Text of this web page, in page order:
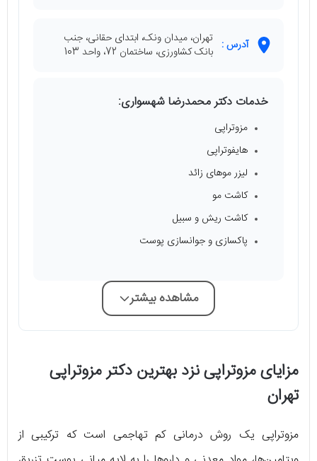
آدرس : تهران، میدان ونک، ابتدای حقانی، جنب
بانک کشاورزی، ساختمان 72، واحد 103
خدمات دکتر محمدرضا شهسواری:
مزوتراپی
هایفوتراپی
لیزر موهای زائد
کاشت مو
کاشت ریش و سبیل
پاکسازی و جوانسازی پوست
مشاهده بیشتر
مزایای مزوتراپی نزد بهترین دکتر مزوتراپی
تهران
مزوتراپی یک روش درمانی کم تهاجمی است که ترکیبی از